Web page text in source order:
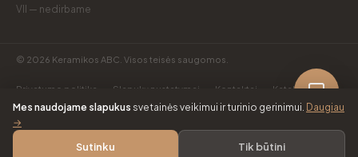
VII — nedirbame
© 2026 Keramikos ABC. Visos teisės saugomos.
Privatumo politika Slapukų nustatymai Kontaktai Katalogas
Mes naudojame slapukus svetainės veikimui ir turinio gerinimui. Daugiau
→
Sutinku Tik būtini